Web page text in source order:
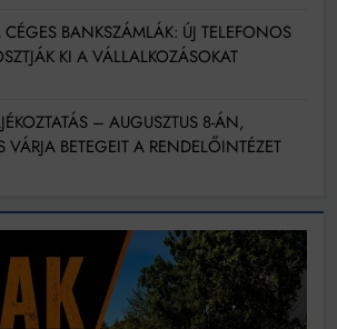
CÉGES BANKSZÁMLÁK: ÚJ TELEFONOS
KI A VÁLLALKOZÁSOKAT
– AUGUSZTUS 8-ÁN,
VÁRJA BETEGEIT A RENDELŐINTÉZET